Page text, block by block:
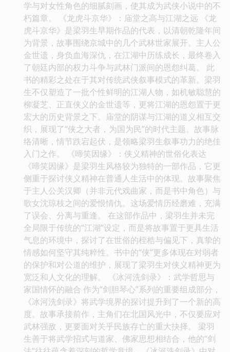
学与对女性角色的细腻刻画，使其成为武侠小说中的不
朽篇章。 《龙虎斗京华》：庙堂之高与江湖之远 《龙
虎斗京华》是梁羽生早期作品的代表，以清朝乾隆年间
为背景，故事围绕京城中的几个武林世家展开。主人公
金世遗，身负血海深仇，在江湖中历练成长，最终卷入
了朝廷内部的权力斗争与武林门派间的恩怨纠葛。 此
书的精彩之处在于其对传统武侠叙事模式的革新。梁羽
生不仅塑造了一批个性鲜明的江湖人物，如机敏聪慧的
柳凝芝、正直侠义的金世遗等，更将江湖的恩怨置于更
宏大的历史背景之下。庙堂的阴谋与江湖的道义相互交
织，展现了“侠之大者，为国为民”的时代主题。故事脉
络清晰，情节跌宕起伏，是领略梁羽生叙事功力的绝佳
入门之作。 《啼笑因缘》：侠义精神的世俗化表达
《啼笑因缘》是梁羽生风格较为独特的一部作品，它更
侧重于探讨侠义精神在普通人生活中的体现。故事聚焦
于主人公关汉卿（并非元代戏曲家，而是书中角色）与
歌女沈琼枝之间的爱恨情仇。这场爱情历经磨难，充满
了误会、分离与重逢。 在这部作品中，梁羽生并未完
全局限于传统的“江湖”设定，而是将故事置于更具生活
气息的环境中，探讨了在世俗的桎梏与偏见下，真挚的
情感如何坚守其纯粹性。书中的“侠”更多体现在对弱者
的保护和对公道的维护，展现了梁羽生对侠义精神更为
宽泛和人文化的理解。 《冰河洗剑录》：武学哲思与
家国情怀的融合 作为“剑胆琴心”系列的重要组成部分，
《冰河洗剑录》将武学境界的探讨提升到了一个新的高
度。故事承接前作，主角们在北国风光中，不仅要应对
武林强敌，更要面对关乎民族存亡的重大抉择。 梁羽
生善于将武学招式与道家、佛家思想相结合，他的“剑